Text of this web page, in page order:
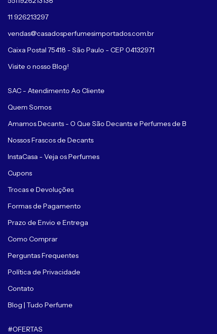
11 926213297
vendas@casadosperfumesimportados.com.br
Caixa Postal 75418 - São Paulo - CEP 04132971
Visite o nosso Blog!
SAC - Atendimento Ao Cliente
Quem Somos
Amamos Decants - O Que São Decants e Perfumes de B
Nossos Frascos de Decants
InstaCasa - Veja os Perfumes
Cupons
Trocas e Devoluções
Formas de Pagamento
Prazo de Envio e Entrega
Como Comprar
Perguntas Frequentes
Política de Privacidade
Contato
Blog | Tudo Perfume
#OFERTAS